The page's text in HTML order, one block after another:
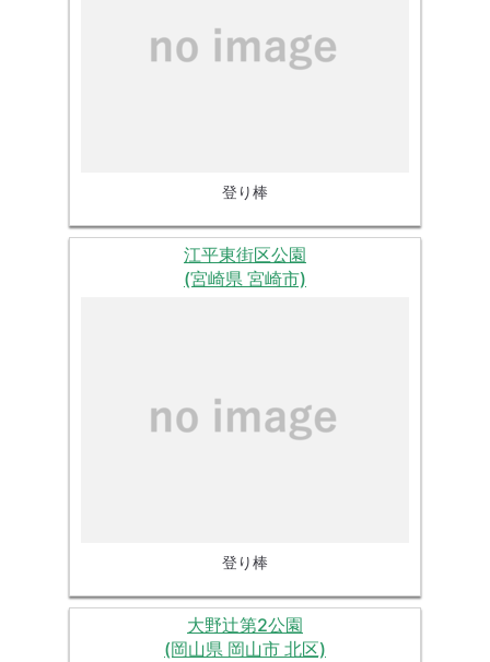
登り棒
江平東街区公園
(宮崎県 宮崎市)
登り棒
大野辻第2公園
(岡山県 岡山市 北区)